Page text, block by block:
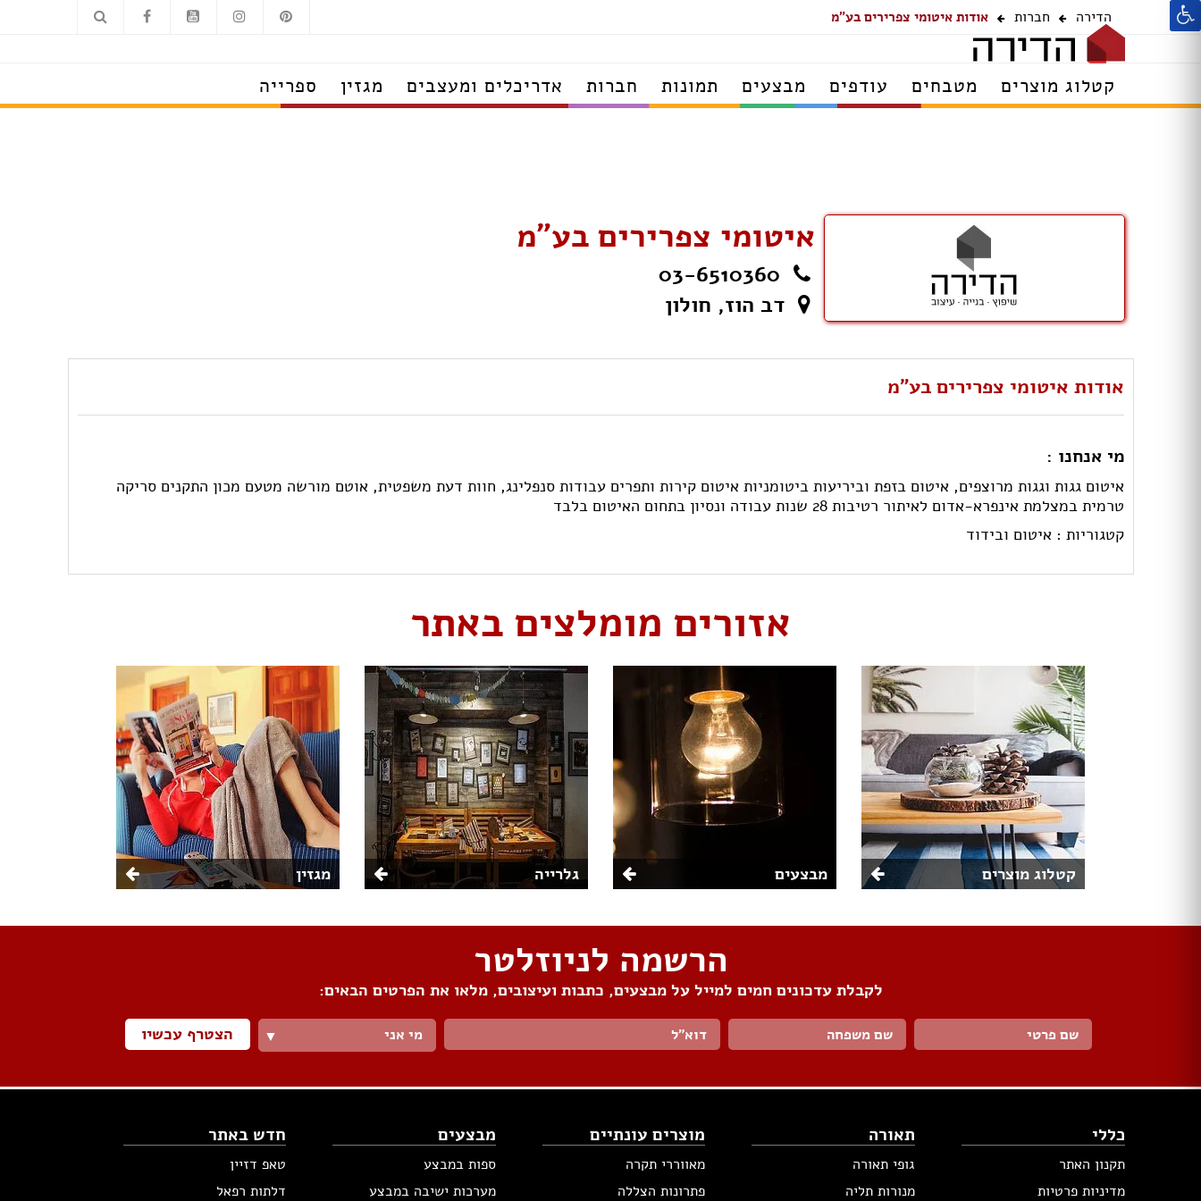
הדירה חברות אודות איטומי צפרירים בע"מ
קטלוג מוצרים מטבחים עודפים מבצעים תמונות חברות אדריכלים ומעצבים מגזין ספרייה
איטומי צפרירים בע"מ
03-6510360
דב הוז, חולון
אודות איטומי צפרירים בע"מ
מי אנחנו :
איטום גגות וגגות מרוצפים, איטום בזפת וביריעות ביטומניות איטום קירות ותפרים עבודות סנפלינג, חוות דעת משפטית, אוטם מורשה מטעם מכון התקנים סריקה
טרמית במצלמת אינפרא-אדום לאיתור רטיבות 28 שנות עבודה ונסיון בתחום האיטום בלבד
קטגוריות :איטום ובידוד
אזורים מומלצים באתר
קטלוג מוצרים מבצעים גלרייה מגזין
הרשמה לניוזלטר
לקבלת עדכונים חמים למייל על מבצעים, כתבות ועיצובים, מלאו את הפרטים הבאים:
מי אני ▼ הצטרף עכשיו
כללי
תקנון האתר
מדיניות פרטיות
תאורה
גופי תאורה
מנורות תליה
מוצרים עונתיים
מאווררי תקרה
פתרונות הצללה
מבצעים
ספות במבצע
מערכות ישיבה במבצע
חדש באתר
טאפ דזיין
דלתות רפאל